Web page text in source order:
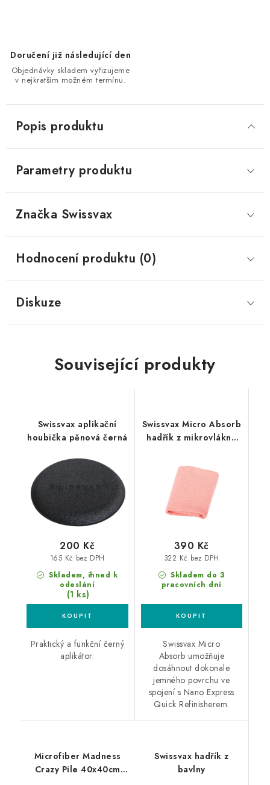
Doručení již následující den
Objednávky skladem vyřizujeme
v nejkratším možném termínu.
Popis produktu
Parametry produktu
Značka Swissvax
Hodnocení produktu (0)
Diskuze
Související produkty
Swissvax aplikační
houbička pěnová černá
Skladem, ihned k
odeslání
(1 ks)
165 Kč bez DPH
200 Kč
Praktický a funkční černý
aplikátor.
Swissvax Micro Absorb
hadřík z mikrovlákna
Skladem do 3
pracovních dní
322 Kč bez DPH
390 Kč
Swissvax Micro
Absorb umožňuje
dosáhnout dokonale
jemného povrchu ve
spojení s Nano Express
Quick Refinisherem.
Microfiber Madness
Crazy Pile 40x40cm
Swissvax hadřík z
bavlny